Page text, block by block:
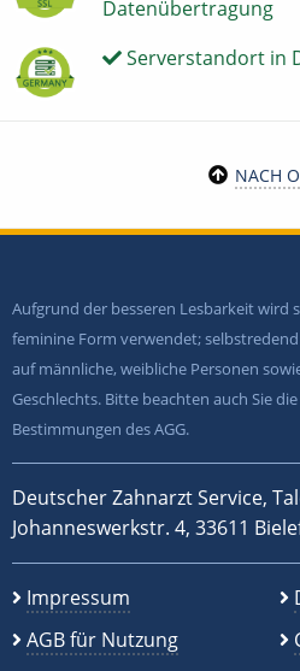
Datenübertragung
Serverstandort in
NACH
Aufgrund der besseren Lesbarkeit wird
feminine Form verwendet;
auf männliche, weibliche Personen
Geschlechts. Bitte beachten auch Sie
Bestimmungen des AGG.
Deutscher Zahnarzt Service,
Johanneswerkstr. 4, 33611
Impressum
AGB für Nutzung